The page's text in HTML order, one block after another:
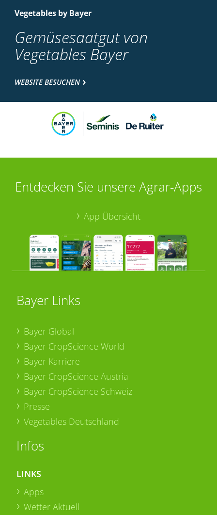
Vegetables by Bayer
Gemüsesaatgut von
Vegetables Bayer
WEBSITE BESUCHEN
Entdecken Sie unsere Agrar-Apps
App Übersicht
Bayer Links
Bayer Global
Bayer CropScience World
Bayer Karriere
Bayer CropScience Austria
Bayer CropScience Schweiz
Presse
Vegetables Deutschland
Infos
LINKS
Apps
Wetter Aktuell